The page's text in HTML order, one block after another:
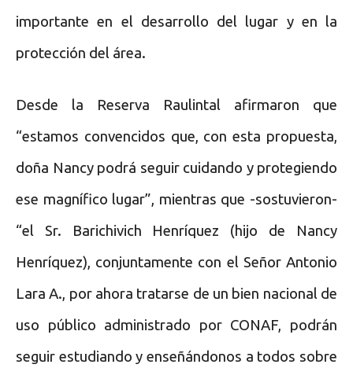
importante en el desarrollo del lugar y en la
protección del área.
Desde la Reserva Raulintal afirmaron que
“estamos convencidos que, con esta propuesta,
doña Nancy podrá seguir cuidando y protegiendo
ese magnífico lugar”, mientras que -sostuvieron-
“el Sr. Barichivich Henríquez (hijo de Nancy
Henríquez), conjuntamente con el Señor Antonio
Lara A., por ahora tratarse de un bien nacional de
uso público administrado por CONAF, podrán
seguir estudiando y enseñándonos a todos sobre